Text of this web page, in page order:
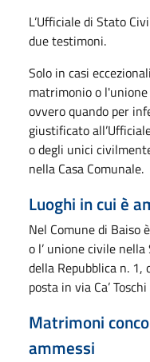
L’Ufficiale di Stato
due testimoni.
Solo in casi
matrimonio o
ovvero quando per
giustificato
o degli unici
nella Casa Comunale.
Luoghi in cui è
Nel Comune di Baiso
o l’ unione civile
della Repubblica n. 1,
posta in via Ca’
Matrimoni
ammessi